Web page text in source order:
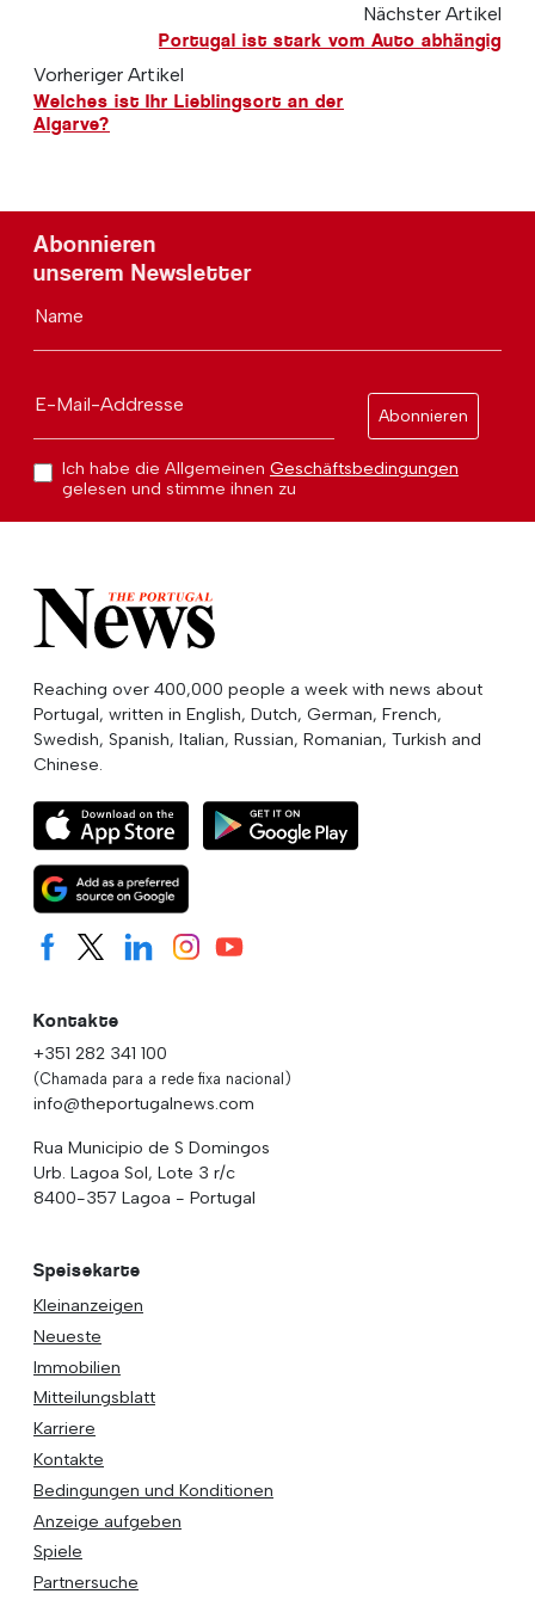
Nächster Artikel
Portugal ist stark vom Auto abhängig
Vorheriger Artikel
Welches ist Ihr Lieblingsort an der
Algarve?
Abonnieren
unserem Newsletter
Name
E-Mail-Addresse
Abonnieren
Ich habe die Allgemeinen Geschäftsbedingungen
gelesen und stimme ihnen zu
Reaching over 400,000 people a week with news about
Portugal, written in English, Dutch, German, French,
Swedish, Spanish, Italian, Russian, Romanian, Turkish and
Chinese.
Kontakte
+351 282 341 100
(Chamada para a rede fixa nacional)
info@theportugalnews.com
Rua Municipio de S Domingos
Urb. Lagoa Sol, Lote 3 r/c
8400-357 Lagoa - Portugal
Speisekarte
Kleinanzeigen
Neueste
Immobilien
Mitteilungsblatt
Karriere
Kontakte
Bedingungen und Konditionen
Anzeige aufgeben
Spiele
Partnersuche